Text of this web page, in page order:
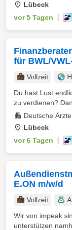
Lübeck
vor 5 Tagen
für BWL/
Vollzeit
Du hast Lust
zu verdienen?
Deutsche
Lübeck
vor 6 Tagen
E.ON m/w/d
Vollzeit
Wir von impeak
unterstützen